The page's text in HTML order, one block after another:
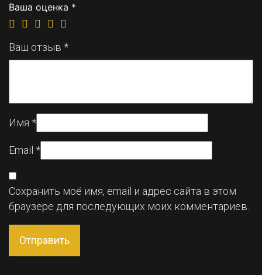
Ваша оценка *
Ваш отзыв *
Имя *
Email *
Сохранить моё имя, email и адрес сайта в этом
браузере для последующих моих комментариев.